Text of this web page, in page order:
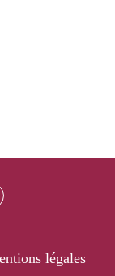
légales